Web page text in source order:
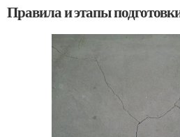
Правила и этапы